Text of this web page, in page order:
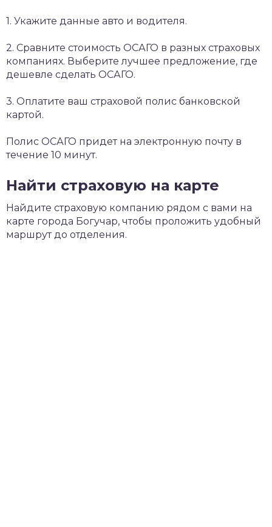
1. Укажите данные авто и водителя.
2. Сравните стоимость ОСАГО в разных страховых
компаниях. Выберите лучшее предложение, где
дешевле сделать ОСАГО.
3. Оплатите ваш страховой полис банковской
картой.
Полис ОСАГО придет на электронную почту в
течение 10 минут.
Найти страховую на карте
Найдите страховую компанию рядом с вами на
карте города Богучар, чтобы проложить удобный
маршрут до отделения.